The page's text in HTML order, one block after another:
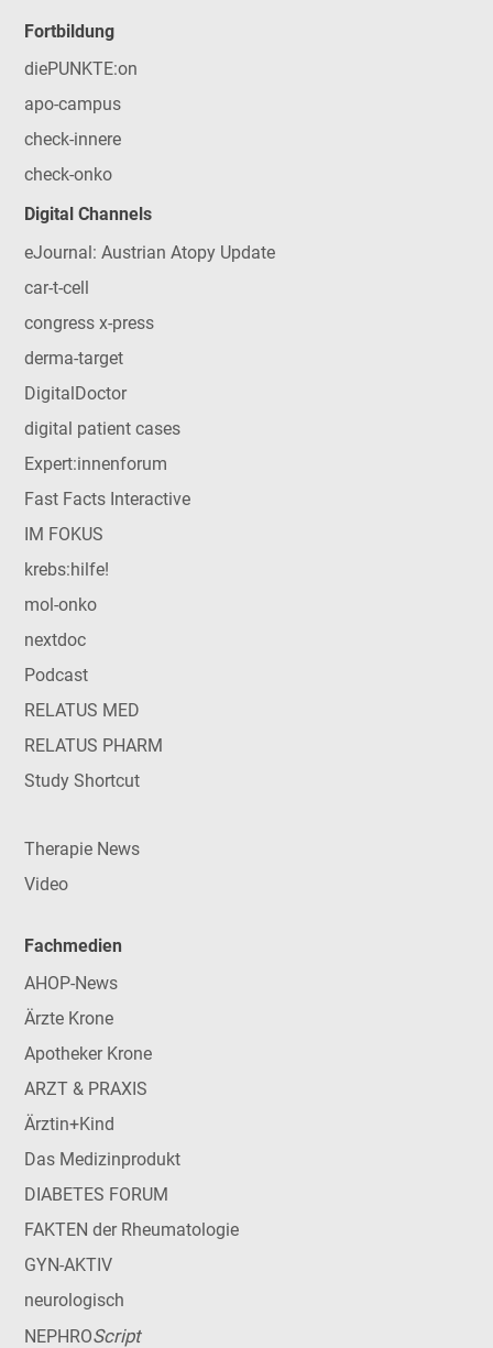
Fortbildung
diePUNKTE:on
apo-campus
check-innere
check-onko
Digital Channels
eJournal: Austrian Atopy Update
car-t-cell
congress x-press
derma-target
DigitalDoctor
digital patient cases
Expert:innenforum
Fast Facts Interactive
IM FOKUS
krebs:hilfe!
mol-onko
nextdoc
Podcast
RELATUS MED
RELATUS PHARM
Study Shortcut
Therapie News
Video
Fachmedien
AHOP-News
Ärzte Krone
Apotheker Krone
ARZT & PRAXIS
Ärztin+Kind
Das Medizinprodukt
DIABETES FORUM
FAKTEN der Rheumatologie
GYN-AKTIV
neurologisch
NEPHROScript